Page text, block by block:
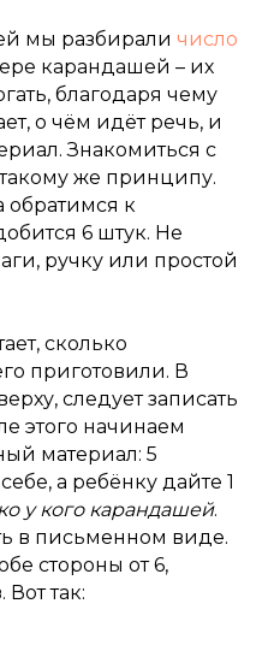
мы разбирали число
карандашей – их
благодаря чему
о чём идёт речь, и
Знакомиться с
же принципу.
обратимся к
6 штук. Не
ручку или простой
сколько
приготовили. В
следует записать
этого начинаем
материал: 5
а ребёнку дайте 1
у кого карандашей.
в письменном виде.
стороны от 6,
так: